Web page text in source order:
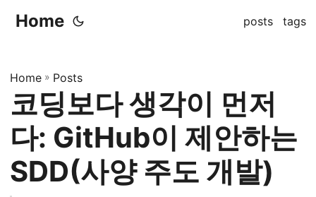
Home posts tags
Home » Posts
코딩보다 생각이 먼저
다: GitHub이 제안하는
SDD(사양 주도 개발)